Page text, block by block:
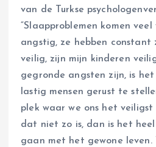
van de Turkse
“Slaapproblemen komen veel
angstig, ze hebben constant
veilig, zijn mijn kinderen
gegronde angsten zijn, is het
lastig mensen gerust te
plek waar we ons het veiligst
dat niet zo is, dan is het
gaan met het gewone leven.